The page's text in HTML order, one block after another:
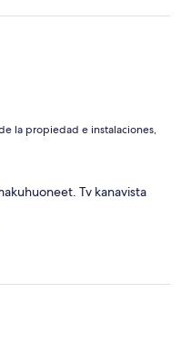
la propiedad e instalaciones,
Tv kanavista